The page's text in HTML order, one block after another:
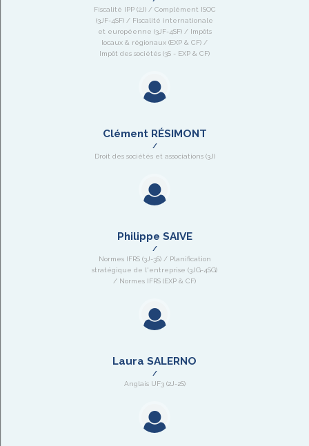
Fiscalité IPP (2J) / Complément ISOC
(3JF-4SF) / Fiscalité internationale
et européenne (3JF-4SF) / Impôts
locaux & régionaux (EXP & CF) /
Impôt des sociétés (3S - EXP & CF)
Clément RÉSIMONT
Droit des sociétés et associations (3J)
Philippe SAIVE
Normes IFRS (3J-3S) / Planification
stratégique de l'entreprise (3JG-4SG)
/ Normes IFRS (EXP & CF)
Laura SALERNO
Anglais UF3 (2J-2S)